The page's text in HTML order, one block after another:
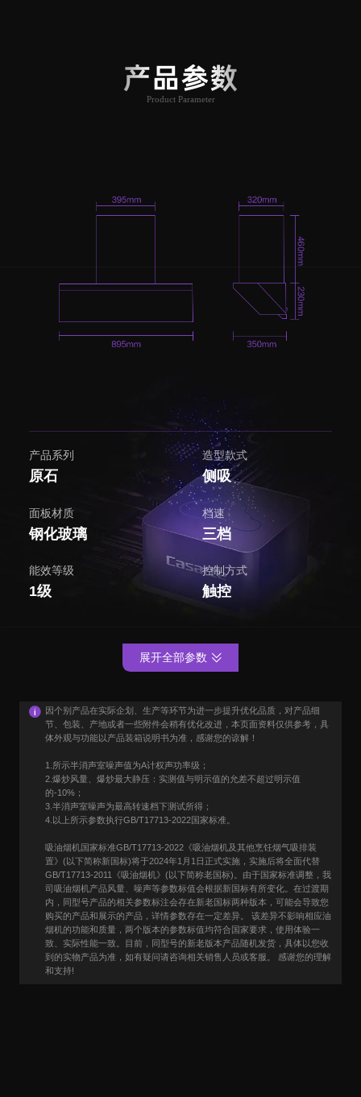
产品参数
Product Parameter
产品系列
原石
造型款式
侧吸
面板材质
钢化玻璃
档速
三档
能效等级
1级
控制方式
触控
因个别产品在实际企划、生产等环节为进一步提升优化品质，对产品细
节、包装、产地或者一些附件会稍有优化改进，本页面资料仅供参考，具
体外观与功能以产品装箱说明书为准，感谢您的谅解！
1.所示半消声室噪声值为A计权声功率级；
2.爆炒风量、爆炒最大静压：实测值与明示值的允差不超过明示值
的-10%；
3.半消声室噪声为最高转速档下测试所得；
4.以上所示参数执行GB/T17713-2022国家标准。
吸油烟机国家标准GB/T17713-2022《吸油烟机及其他烹饪烟气吸排装
置》(以下简称新国标)将于2024年1月1日正式实施，实施后将全面代替
GB/T17713-2011《吸油烟机》(以下简称老国标)。由于国家标准调整，我
司吸油烟机产品风量、噪声等参数标值会根据新国标有所变化。在过渡期
内，同型号产品的相关参数标注会存在新老国标两种版本，可能会导致您
购买的产品和展示的产品，详情参数存在一定差异。 该差异不影响相应油
烟机的功能和质量，两个版本的参数标值均符合国家要求，使用体验一
致、实际性能一致。目前，同型号的新老版本产品随机发货，具体以您收
到的实物产品为准，如有疑问请咨询相关销售人员或客服。 感谢您的理解
和支持!
展开全部参数